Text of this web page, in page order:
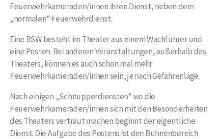
Feuerwehrkameraden/innen ihren Dienst, neben dem
„normalen“ Feuerwehrdienst.
Eine BSW besteht im Theater aus einem Wachführer und
eine Posten. Bei anderen Veranstaltungen, außerhalb des
Theaters, können es auch schon mal mehr
Feuerwehrkameraden/innen sein, je nach Gefahrenlage.
Nach einigen „Schnupperdiensten“ wo die
Feuerwehrkameraden/innen sich mit den Besonderheiten
des Theaters vertraut machen beginnt der eigentliche
Dienst. Die Aufgabe des Postens ist den Bühnenbereich